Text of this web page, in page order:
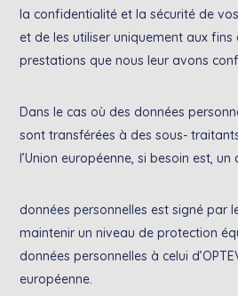
la confidentialité et la sécurité de
et de les utiliser uniquement aux fins
prestations que nous leur avons
Dans le cas où des données
sont transférées à des sous-
l’Union européenne, si besoin est,
données personnelles est signé par
maintenir un niveau de protection
données personnelles à celui
européenne.